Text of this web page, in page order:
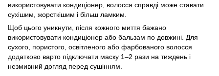
використовувати кондиціонер, волосся справді може ставати
сухішим, жорсткішим і більш ламким.
Щоб цього уникнути, після кожного миття бажано
використовувати кондиціонер або бальзам по довжині. Для
сухого, пористого, освітленого або фарбованого волосся
додатково варто підключати маску 1–2 рази на тиждень і
незмивний догляд перед сушінням.